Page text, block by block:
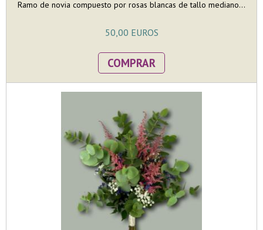
Ramo de novia compuesto por rosas blancas de tallo mediano...
50,00 EUROS
COMPRAR